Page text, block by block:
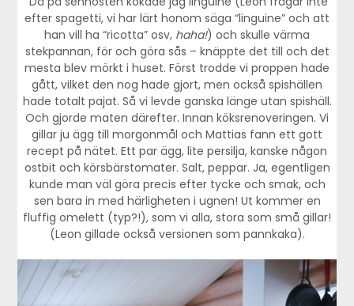
efter spagetti, vi har lärt honom säga “linguine” och att
han vill ha “ricotta” osv, haha!) och skulle värma
stekpannan, för och göra sås – knäppte det till och det
mesta blev mörkt i huset. Först trodde vi proppen hade
gått, vilket den nog hade gjort, men också spishällen
hade totalt pajat. Så vi levde ganska länge utan spishäll.
Och gjorde maten därefter. Innan köksrenoveringen. Vi
gillar ju ägg till morgonmål och Mattias fann ett gott
recept på nätet. Ett par ägg, lite persilja, kanske någon
ostbit och körsbärstomater. Salt, peppar. Ja, egentligen
kunde man väl göra precis efter tycke och smak, och
sen bara in med härligheten i ugnen! Ut kommer en
fluffig omelett (typ?!), som vi alla, stora som små gillar!
(Leon gillade också versionen som pannkaka).